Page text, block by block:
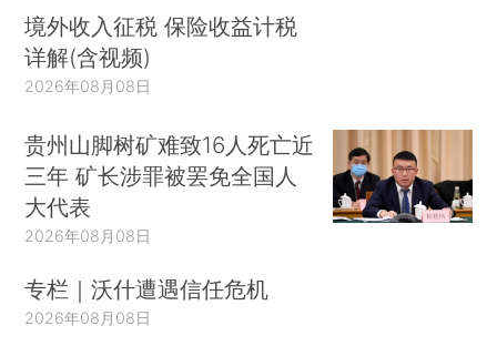
境外收入征税 保险收益计税
详解(含视频)
2026年08月08日
贵州山脚树矿难致16人死亡近
三年 矿长涉罪被罢免全国人
大代表
2026年08月08日
专栏｜沃什遭遇信任危机
2026年08月08日